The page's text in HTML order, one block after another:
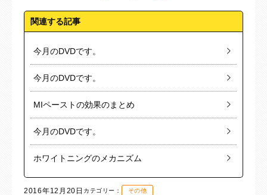
関連する記事
今月のDVDです。
今月のDVDです。
MIペーストの効果のまとめ
今月のDVDです。
ホワイトニングのメカニズム
2016年12月20日 カテゴリー： その他